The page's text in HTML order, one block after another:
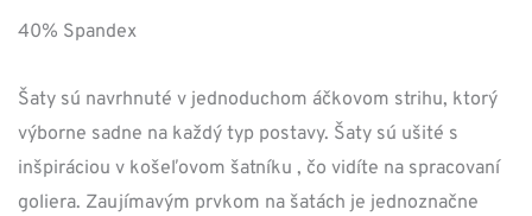
40% Spandex
Šaty sú navrhnuté v jednoduchom áčkovom strihu, ktorý
výborne sadne na každý typ postavy. Šaty sú ušité s
inšpiráciou v košeľovom šatníku , čo vidíte na spracovaní
goliera. Zaujímavým prvkom na šatách je jednoznačne